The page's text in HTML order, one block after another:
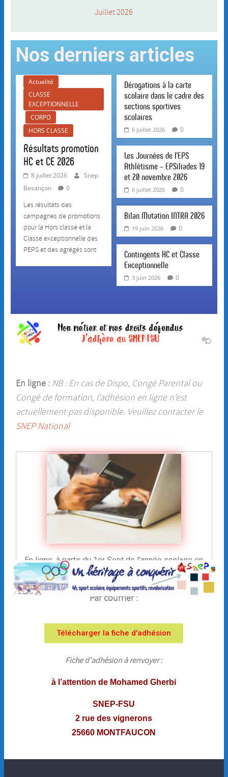
Juillet 2026
Nos derniers articles
Actualité
CLASSE
EXCEPTIONNELLE
CORPO
HORS CLASSE
Résultats promotion
HC et CE 2026
8 juillet 2026
Snep
Besançon
0
Les résultats des
campagnes de promotions
pour la Hors classe et la
Classe exceptionnelle des
PEPS et des agrégés sont
Dérogations à la carte
scolaire dans le cadre des
sections sportives
scolaires
6 juillet 2026 0
Les Journées de l’EPS
Athlétisme – EPSiliades 19
et 20 novembre 2026
6 juillet 2026 0
Bilan Mutation INTRA 2026
19 juin 2026 0
Contingents HC et Classe
Exceptionnelle
3 juin 2026 0
En ligne : NB : En cas de Dispo, Congé Parental ou
Congé de formation, l’adhésion en ligne n’est
actuellement pas disponible. Veuillez contacter le
SNEP National
En ligne, à partir du 1er Sept de l'année scolaire en
cours.
Par courrier :
Télécharger la fiche d'adhésion
Fiche d’adhésion à renvoyer :
à l’attention de Mohamed Gherbi
SNEP-FSU
2 rue des vignerons
25660 MONTFAUCON